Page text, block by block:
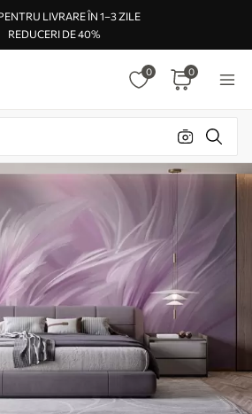
LIVRARE ÎN 1–3 ZILE
REDUCERI DE 40%
0 0